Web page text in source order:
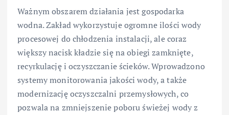
Ważnym obszarem działania jest gospodarka
wodna. Zakład wykorzystuje ogromne ilości wody
procesowej do chłodzenia instalacji, ale coraz
większy nacisk kładzie się na obiegi zamknięte,
recyrkulację i oczyszczanie ścieków. Wprowadzono
systemy monitorowania jakości wody, a także
modernizację oczyszczalni przemysłowych, co
pozwala na zmniejszenie poboru świeżej wody z